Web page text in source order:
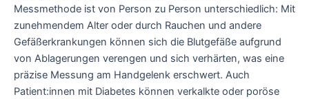
Messmethode ist von Person zu Person unterschiedlich: Mit
zunehmendem Alter oder durch Rauchen und andere
Gefäßerkrankungen können sich die Blutgefäße aufgrund
von Ablagerungen verengen und sich verhärten, was eine
präzise Messung am Handgelenk erschwert. Auch
Patient:innen mit Diabetes können verkalkte oder poröse